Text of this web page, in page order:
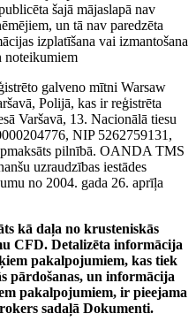
šajā mājaslapā nav
un tā nav paredzēta
izplatīšana vai izmantošana
noteikumiem
galveno mītni Warsaw
Polijā, kas ir reģistrēta
Varšavā, 13. Nacionālā tiesu
NIP 5262759131,
pilnībā. OANDA TMS
uzraudzības iestādes
no 2004. gada 26. aprīļa
kā daļa no krusteniskās
CFD. Detalizēta informācija
pakalpojumiem, kas tiek
pārdošanas, un informācija
pakalpojumiem, ir pieejama
sadaļā Dokumenti.